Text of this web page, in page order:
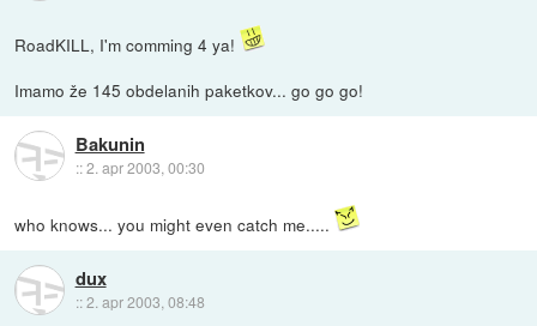
RoadKILL, I'm comming 4 ya!
Imamo že 145 obdelanih paketkov... go go go!
Bakunin
::2. apr 2003, 00:30
who knows... you might even catch me.....
dux
::2. apr 2003, 08:48